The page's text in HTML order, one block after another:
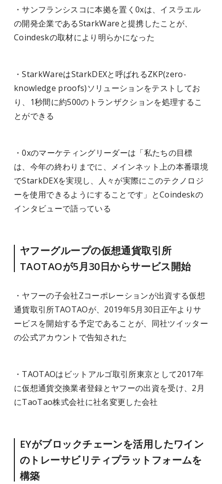
・サンフランシスコに本拠を置く0xは、イスラエル
の開発企業であるStarkWareと提携したことが、
Coindeskの取材により明らかになった
・StarkWareはStarkDEXと呼ばれるZKP(zero-
knowledge proofs)ソリューションをテストしてお
り、1秒間に約500のトランザクションを処理するこ
とができる
・0xのマーケティングリーダーは「私たちの目標
は、今年の終わりまでに、メインネット上の本番環境
でStarkDEXを実現し、人々が実際にこのテクノロジ
ーを使用できるようにすることです」とCoindeskの
インタビューで語っている
ヤフーグループの仮想通貨取引所
TAOTAOが5月30日からサービス開始
・ヤフーの子会社Zコーポレーションが出資する仮想
通貨取引所TAOTAOが、2019年5月30日正午よりサ
ービスを開始する予定であることが、同社ツイッター
の公式アカウントで告知された
・TAOTAOはビットアルゴ取引所東京として2017年
に仮想通貨交換業者登録とヤフーの出資を受け、2月
にTaoTao株式会社に社名変更した会社
EYがブロックチェーンを活用したワイン
のトレーサビリティプラットフォームを
構築